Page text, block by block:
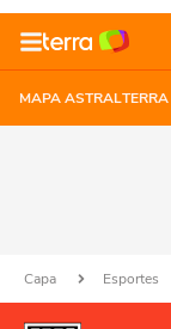
MAPA ASTRAL
Capa Esportes